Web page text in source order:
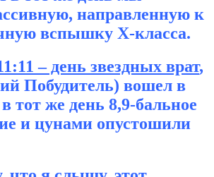
направленную к
вспышку Х-класса.
– день звездных врат,
Побудитель) вошел в
тот же день 8,9-бальное
и цунами опустошили